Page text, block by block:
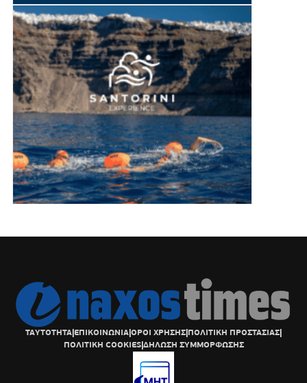
ΤΑΥΤΟΤΗΤΑ|ΕΠΙΚΟΙΝΩΝΙΑ|ΟΡΟΙ ΧΡΗΣΗΣ|ΠΟΛΙΤΙΚΗ ΠΡΟΣΤΑΣΙΑΣ|
ΠΟΛΙΤΙΚΗ COOKIES|ΔΗΛΩΣΗ ΣΥΜΜΟΡΦΩΣΗΣ